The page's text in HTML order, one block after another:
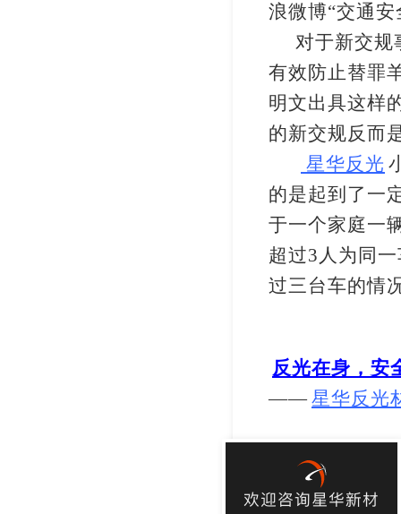
浪微博“交通安
对于新交规
有效防止替罪
明文出具这样
的新交规反而
星华反光
的是起到了一
于一个家庭一
超过3 人为同
过三台车的情
反光在身，安
——星华反光
欢迎咨询星华新材